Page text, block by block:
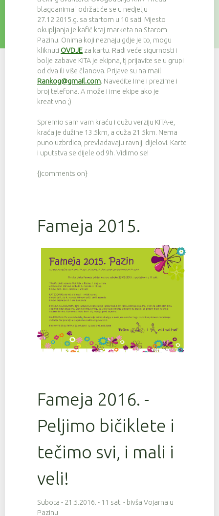
blagdanima" održat će se u nedjelju
27.12.2015.g. sa startom u 10 sati. Mjesto
okupljanja je kafić kraj marketa na Starom
Pazinu. Onima koji neznaju gdje je to, mogu
kliknuti OVDJE za kartu. Radi veće sigurnosti i
bolje zabave KITA je ekipna, tj prijavite se u grupi
od dva ili više članova. Prijave su na mail
Rankog@gmail.com. Navedite Ime i prezime i
broj telefona. A može i ime ekipe ako je
kreativno ;)
Spremio sam vam kraću i dužu verziju KITA-e,
kraća je dužine 13.5km, a duža 21.5km. Nema
puno uzbrdica, prevladavaju ravniji dijelovi. Karte
i uputstva se dijele od 9h. Vidimo se!
{jcomments on}
Fameja 2015.
Fameja 2016. -
Peljimo bičiklete i
tečimo svi, i mali i
veli!
Subota - 21.5.2016. - 11 sati - bivša Vojarna u
Pazinu